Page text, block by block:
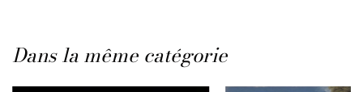
Dans la même catégorie